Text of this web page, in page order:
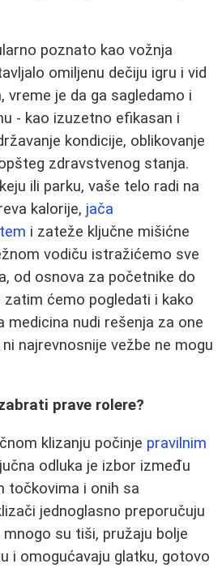
poznato kao vožnja
omiljenu dečiju igru i vid
vreme je da ga sagledamo i
- kao izuzetno efikasan i
kondicije, oblikovanje
zdravstvenog stanja.
ili parku, vaše telo radi na
kalorije, jača
i zateže ključne mišićne
vodiču istražićemo sve
od osnova za početnike do
zatim ćemo pogledati i kako
medicina nudi rešenja za one
najrevnosnije vežbe ne mogu
prave rolere?
klizanju počinje pravilnim
odluka je izbor između
točkovima i onih sa
jednoglasno preporučuju
su tiši, pružaju bolje
i omogućavaju glatku, gotovo